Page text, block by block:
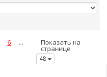
6
...
Показать на
странице
48